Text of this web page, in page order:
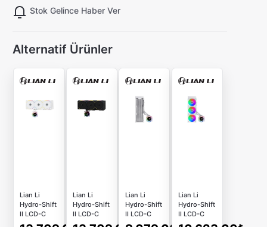
Stok Gelince Haber Ver
Alternatif Ürünler
Lian Li
Hydro-Shift
II LCD-C
360TL
Lian Li
Hydro-Shift
II LCD-C
360TL
Lian Li
Hydro-Shift
II LCD-C
360 Beyaz
Lian Li
Hydro-Shift
II LCD-C
360CL